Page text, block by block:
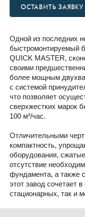
ОСТАВИТЬ ЗАЯВКУ
Одной из последних
быстромонтируемый
QUICK MASTER,
своими
более мощным
с системой
что позволяет
сверхжестких марок
100 м³/час.
Отличительными
компактность,
оборудования,
отсутствие
фундамента, а также
этот завод сочетает
стационарных, так и